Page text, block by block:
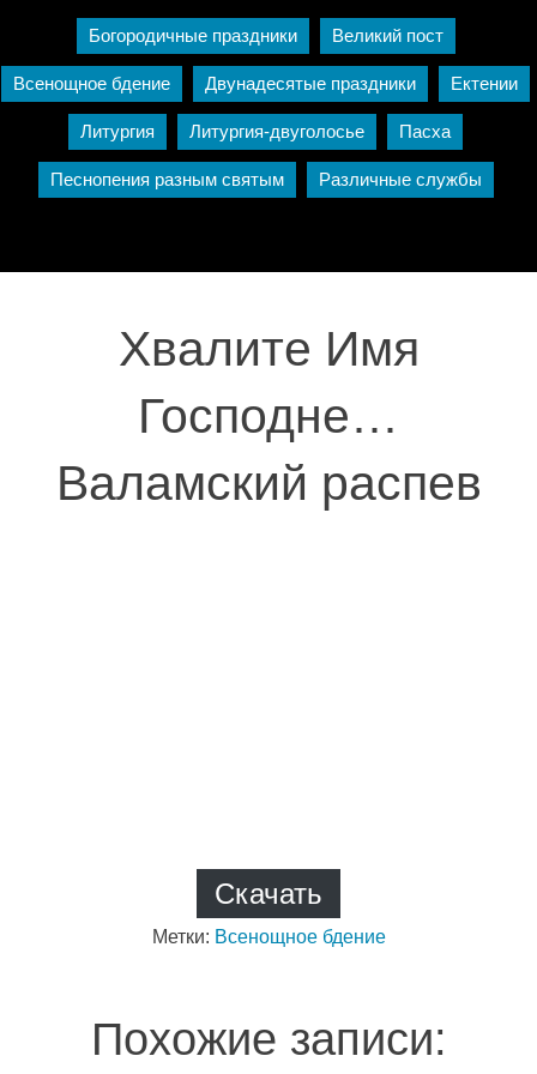
Богородичные праздники Великий пост
Всенощное бдение Двунадесятые праздники Ектении
Литургия Литургия-двуголосье Пасха
Песнопения разным святым Различные службы
Хвалите Имя
Господне…
Валамский распев
Скачать
Метки: Всенощное бдение
Похожие записи: